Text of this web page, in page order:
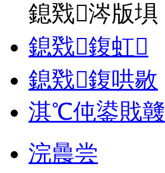
鎴戣涔版埧
鎴戣鍑虹
鎴戣鍑哄敭
淇℃伅鍙戝竷
浣曟尝